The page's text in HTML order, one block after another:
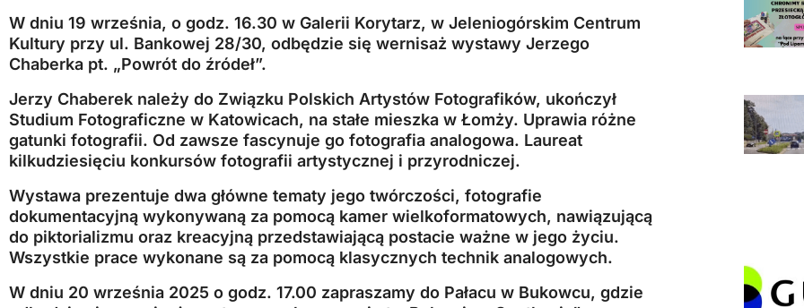
W dniu 19 września, o godz. 16.30 w Galerii Korytarz, w Jeleniogórskim Centrum
Kultury przy ul. Bankowej 28/30, odbędzie się wernisaż wystawy Jerzego
Chaberka pt. „Powrót do źródeł”.
Jerzy Chaberek należy do Związku Polskich Artystów Fotografików, ukończył
Studium Fotograficzne w Katowicach, na stałe mieszka w Łomży. Uprawia różne
gatunki fotografii. Od zawsze fascynuje go fotografia analogowa. Laureat
kilkudziesięciu konkursów fotografii artystycznej i przyrodniczej.
Wystawa prezentuje dwa główne tematy jego twórczości, fotografie
dokumentacyjną wykonywaną za pomocą kamer wielkoformatowych, nawiązującą
do piktorializmu oraz kreacyjną przedstawiającą postacie ważne w jego życiu.
Wszystkie prace wykonane są za pomocą klasycznych technik analogowych.
W dniu 20 września 2025 o godz. 17.00 zapraszamy do Pałacu w Bukowcu, gdzie